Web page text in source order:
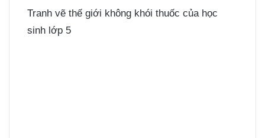
Tranh vẽ thế giới không khói thuốc của học
sinh lớp 5